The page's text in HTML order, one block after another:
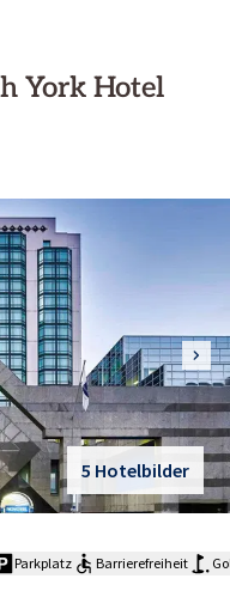
York Hotel
5 Hotelbilder
Parkplatz Barrierefreiheit